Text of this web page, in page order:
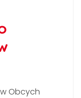
Obcych